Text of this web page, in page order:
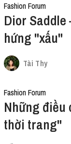
Fashion Forum
Dior
hứng "xấu"
Tài Thy
Fashion Forum
Những điều
thời trang"